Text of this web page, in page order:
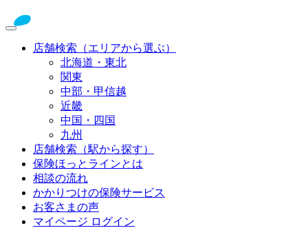
店舗検索（エリアから選ぶ）
北海道・東北
関東
中部・甲信越
近畿
中国・四国
九州
店舗検索（駅から探す）
保険ほっとラインとは
相談の流れ
かかりつけの保険サービス
お客さまの声
マイページ ログイン